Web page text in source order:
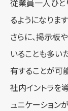
従業員一人ひと
るようになります
さらに、掲示板
いることも多い
有することが可
社内イントラを
ュニケーション